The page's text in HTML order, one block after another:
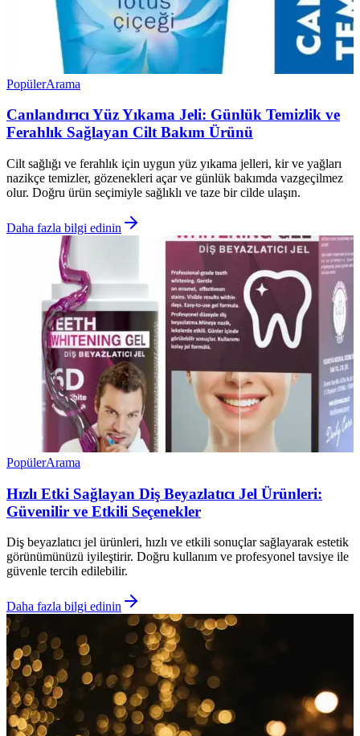
PopülerArama
Canlandırıcı Yüz Yıkama Jeli: Günlük Temizlik ve
Ferahlık Sağlayan Cilt Bakım Ürünü
Cilt sağlığı ve ferahlık için uygun yüz yıkama jelleri, kir ve yağları
nazikçe temizler, gözenekleri açar ve günlük bakımda vazgeçilmez
olur. Doğru ürün seçimiyle sağlıklı ve taze bir cilde ulaşın.
Daha fazla bilgi edinin
PopülerArama
Hızlı Etki Sağlayan Diş Beyazlatıcı Jel Ürünleri:
Güvenilir ve Etkili Seçenekler
Diş beyazlatıcı jel ürünleri, hızlı ve etkili sonuçlar sağlayarak estetik
görünümünüzü iyileştirir. Doğru kullanım ve profesyonel tavsiye ile
güvenle tercih edilebilir.
Daha fazla bilgi edinin